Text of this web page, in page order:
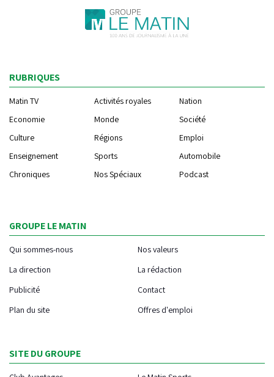
RUBRIQUES
Matin TV Activités royales
Nation
Economie
Monde
Société
Culture
Régions
Emploi
Enseignement
Sports
Automobile
Chroniques
Nos Spéciaux Podcast
GROUPE LE MATIN
Qui sommes-nous
Nos valeurs
La direction
La rédaction
Publicité
Contact
Plan du site
Offres d'emploi
SITE DU GROUPE